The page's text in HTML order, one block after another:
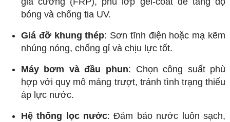
bóng và chống tia UV.
Giá đỡ khung thép: Sơn tĩnh điện hoặc mạ kẽm
nhúng nóng, chống gỉ và chịu lực tốt.
Máy bơm và đầu phun: Chọn công suất phù
hợp với quy mô máng trượt, tránh tình trạng thiếu
áp lực nước.
Hệ thống lọc nước: Đảm bảo nước luôn sạch,